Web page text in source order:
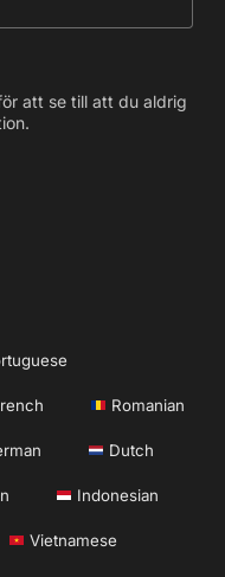
att se till att du aldrig
Romanian
Dutch
Indonesian
Vietnamese